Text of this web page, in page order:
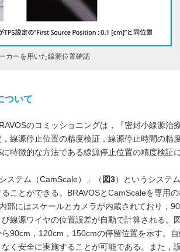
カーを用いた線源位置確認
ついて
のコミッショニングは，『密封小線源治
線源停止位置の精度検証，線源停止時間の精
特徴的な方法である線源停止位置の精度検証
ステム（CamScale）」（ 図3）というシステ
ことができる。BRAVOSとCamScaleを専用
部にはスケールとカメラが内蔵されており，
線源ワイヤの位置誤差が自動で計算される。
90cm，120cm，150cmの停留位置を示す。
く安全に実施することが可能である。また，